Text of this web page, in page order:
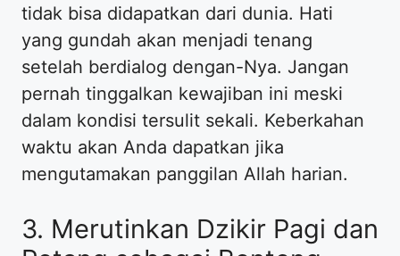
tidak bisa didapatkan dari dunia. Hati
yang gundah akan menjadi tenang
setelah berdialog dengan-Nya. Jangan
pernah tinggalkan kewajiban ini meski
dalam kondisi tersulit sekali. Keberkahan
waktu akan Anda dapatkan jika
mengutamakan panggilan Allah harian.
3. Merutinkan Dzikir Pagi dan